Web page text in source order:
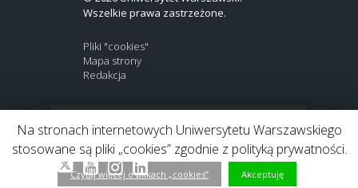
Wszelkie prawa zastrzeżone.
Pliki "cookies"
Mapa strony
Redakcja
BIP | EN
Link do profilu Facebook
Link to Twitter profile
Link do kanału Youtube
Link do profilu Instagram
Link do profilu LinkedIn
Na stronach internetowych Uniwersytetu Warszawskiego
stosowane są pliki „cookies” zgodnie z polityką prywatności.
Czytaj więcej o plikach „cookies” Akceptuję